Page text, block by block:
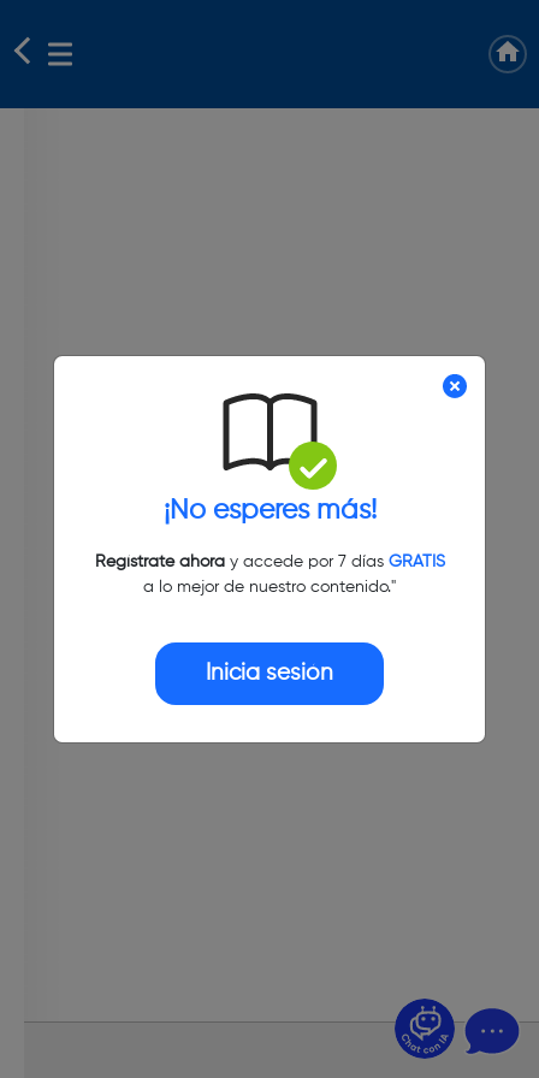
¡No esperes más!
Regístrate ahoray accede por 7 días GRATIS
a lo mejor de nuestro contenido."
Inicia sesión